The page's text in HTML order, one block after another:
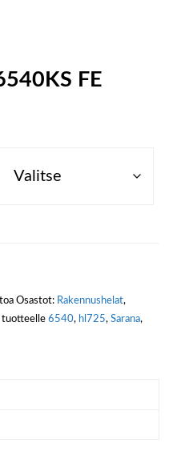
FE
Osastot: Rakennushelat,
tuotteelle6540, hl725,Sarana,